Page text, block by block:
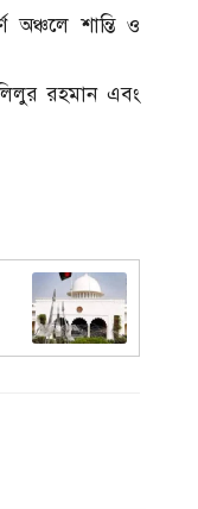
অঞ্চলে শান্তি ও
রহমান এবং